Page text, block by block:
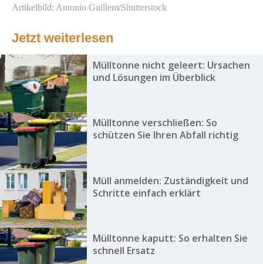
Artikelbild: Antonio Guillem/Shutterstock
Jetzt weiterlesen
Mülltonne nicht geleert: Ursachen
und Lösungen im Überblick
Mülltonne verschließen: So
schützen Sie Ihren Abfall richtig
Müll anmelden: Zuständigkeit und
Schritte einfach erklärt
Mülltonne kaputt: So erhalten Sie
schnell Ersatz